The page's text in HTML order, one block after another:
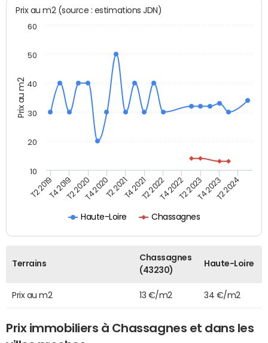
Prix au m2
Prix au m2 (source : estimations JDN)
Haute-Loire Chassagnes
T2 2019T4 2019T2 2020T4 2020T2 2021T4 2021T2 2022T4 2022T2 2023T4 2023T2 2024
10
20
30
40
50
60
Terrains
Chassagnes
(43230)
Haute-Loire
Prix au m2 13 €/m2 34 €/m2
Prix immobiliers à Chassagnes et dans les